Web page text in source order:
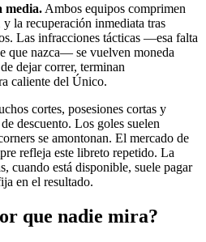
media. Ambos equipos comprimen
la recuperación inmediata tras
Las infracciones tácticas —esa falta
que nazca— se vuelven moneda
dejar correr, terminan
caliente del Único.
cortes, posesiones cortas y
descuento. Los goles suelen
se amontonan. El mercado de
refleja este libreto repetido. La
cuando está disponible, suele pagar
en el resultado.
que nadie mira?